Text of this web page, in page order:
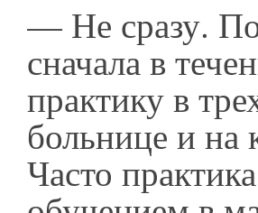
— Не сразу.
сначала в
практику в
больнице и на
Часто